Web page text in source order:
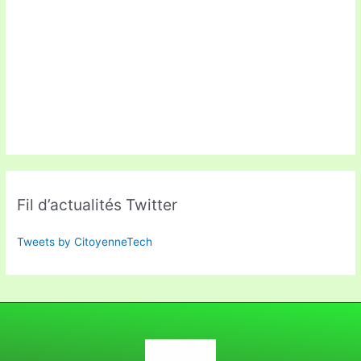
Fil d’actualités Twitter
Tweets by CitoyenneTech